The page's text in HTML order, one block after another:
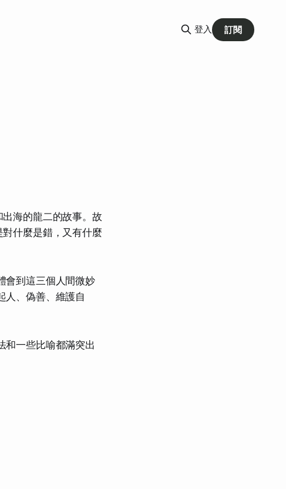
登入 訂閱
海的龍二的故事。故
什麼是錯，又有什麼
會到這三個人間微妙
人、偽善、維護自
和一些比喻都滿突出